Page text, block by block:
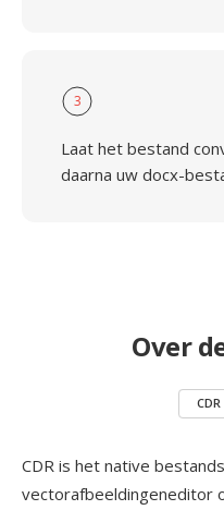
3
Laat het bestand
daarna uw docx-
Over
CDR
CDR is het native
vectorafbeeldingeneditor